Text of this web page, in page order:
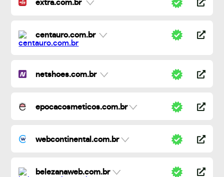
extra.com.br
centauro.com.br
netshoes.com.br
epocacosmeticos.com.br
webcontinental.com.br
belezanaweb.com.br